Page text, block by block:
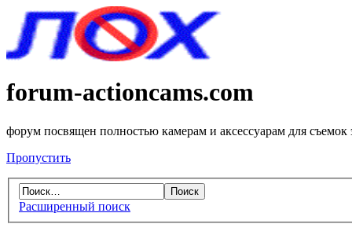
forum-actioncams.com
форум посвящен полностью камерам и аксессуарам для съемок
Пропустить
Расширенный поиск